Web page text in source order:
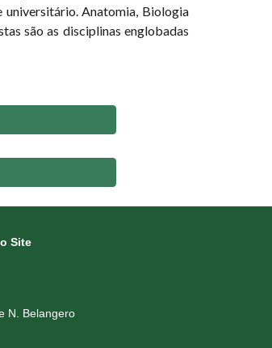
universitário. Anatomia, Biologia
são as disciplinas englobadas
Site
N. Belangero